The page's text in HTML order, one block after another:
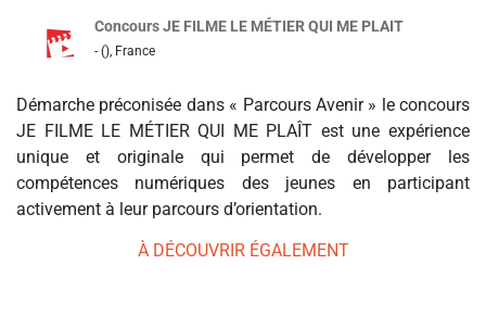
Concours JE FILME LE MÉTIER QUI ME PLAIT
- (), France
Démarche préconisée dans « Parcours Avenir » le concours
JE FILME LE MÉTIER QUI ME PLAÎT est une expérience
unique et originale qui permet de développer les
compétences numériques des jeunes en participant
activement à leur parcours d’orientation.
À DÉCOUVRIR ÉGALEMENT